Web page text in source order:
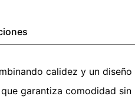
calidez y un
garantiza comodidad